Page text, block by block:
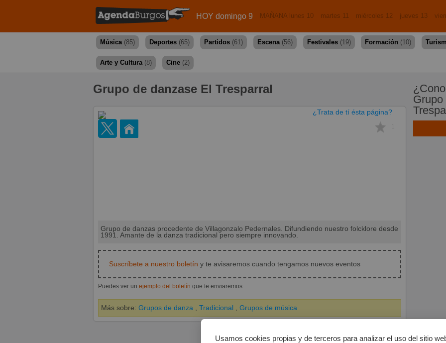
Usamos cookies propias y de terceros para analizar el uso del sitio
HOY domingo 9 MAÑANA lunes 10 martes 11 miércoles 12 jueves 13
Música (85) Deportes (65) Partidos (61) Escena (56) Festivales (19) Formación (10)
Arte y Cultura (8) Cine (2)
Grupo de danzase El Tresparral
¿Trata de tí ésta página?
1
Grupo de danzas procedente de Villagonzalo Pedernales. Difundiendo nuestro folcklore desde
1991. Amante de la danza tradicional pero siempre innovando.
Suscríbete a nuestro boletín y te avisaremos cuando tengamos nuevos eventos
Puedes ver un ejemplo del boletín que te enviaremos
Más sobre: Grupos de danza , Tradicional , Grupos de música
Grupo